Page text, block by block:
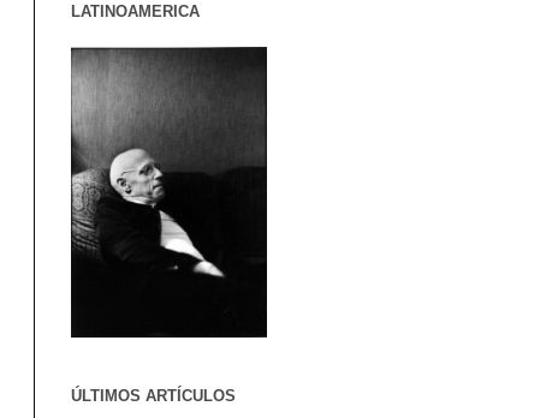
LATINOAMERICA
ÚLTIMOS ARTÍCULOS